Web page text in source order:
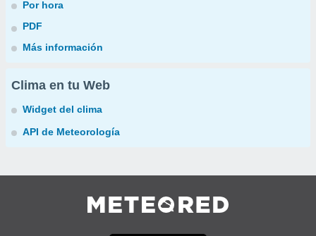
Por hora
PDF
Más información
Clima en tu Web
Widget del clima
API de Meteorología